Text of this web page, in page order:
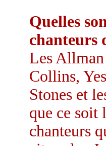
Quelles
chanteurs
Les
Collins,
Stones et
que ce soit
chanteurs